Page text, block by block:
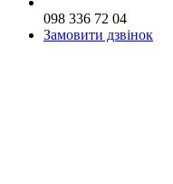
098 336 72 04
Замовити дзвінок